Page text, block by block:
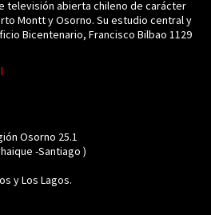
televisión abierta chileno de carácter
Montt y Osorno. Su estudio central y
Bicentenario, Francisco Bilbao 1129
Osorno 25.1
-Santiago )
y Los Lagos.